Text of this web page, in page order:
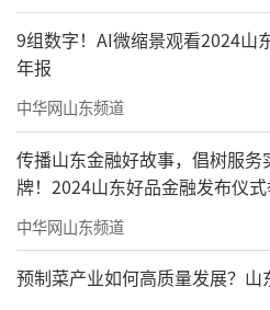
9组数字！AI微缩景观看2024山
年报
中华网山东频道
传播山东金融好故事，倡树服务
牌！2024山东好品金融发布仪
中华网山东频道
预制菜产业如何高质量发展？山